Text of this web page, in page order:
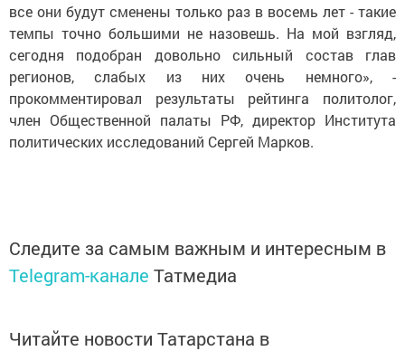
все они будут сменены только раз в восемь лет - такие
темпы точно большими не назовешь. На мой взгляд,
сегодня подобран довольно сильный состав глав
регионов, слабых из них очень немного», -
прокомментировал результаты рейтинга политолог,
член Общественной палаты РФ, директор Института
политических исследований Сергей Марков.
Следите за самым важным и интересным в
Telegram-канале Татмедиа
Читайте новости Татарстана в